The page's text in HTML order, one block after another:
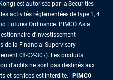
est autorisée par la Securities
activités réglementées de type 1, 4
Futures Ordinance. PIMCO Asia
d'investissement
de la Financial Supervisory
08-02-307). Les produits
d'actifs ne sont pas destinés aux
et services est interdite. |
PIMCO